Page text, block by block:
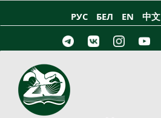
РУС БЕЛ EN 中文